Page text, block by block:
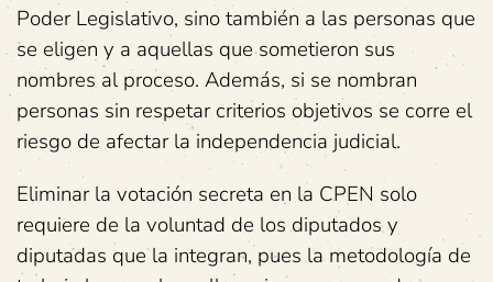
Poder Legislativo, sino también a las personas que
se eligen y a aquellas que sometieron sus
nombres al proceso. Además, si se nombran
personas sin respetar criterios objetivos se corre el
riesgo de afectar la independencia judicial.
Eliminar la votación secreta en la CPEN solo
requiere de la voluntad de los diputados y
diputadas que la integran, pues la metodología de